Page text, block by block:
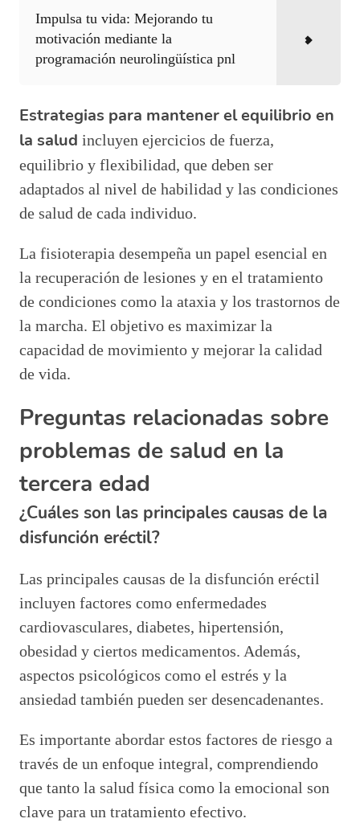
Impulsa tu vida: Mejorando tu
motivación mediante la
programación neurolingüística pnl
Estrategias para mantener el equilibrio en
la salud incluyen ejercicios de fuerza,
equilibrio y flexibilidad, que deben ser
adaptados al nivel de habilidad y las condiciones
de salud de cada individuo.
La fisioterapia desempeña un papel esencial en
la recuperación de lesiones y en el tratamiento
de condiciones como la ataxia y los trastornos de
la marcha. El objetivo es maximizar la
capacidad de movimiento y mejorar la calidad
de vida.
Preguntas relacionadas sobre
problemas de salud en la
tercera edad
¿Cuáles son las principales causas de la
disfunción eréctil?
Las principales causas de la disfunción eréctil
incluyen factores como enfermedades
cardiovasculares, diabetes, hipertensión,
obesidad y ciertos medicamentos. Además,
aspectos psicológicos como el estrés y la
ansiedad también pueden ser desencadenantes.
Es importante abordar estos factores de riesgo a
través de un enfoque integral, comprendiendo
que tanto la salud física como la emocional son
clave para un tratamiento efectivo.